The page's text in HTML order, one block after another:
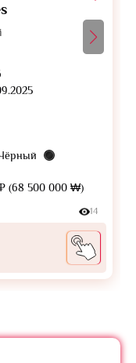
₽ (68 500 000 ₩)
14